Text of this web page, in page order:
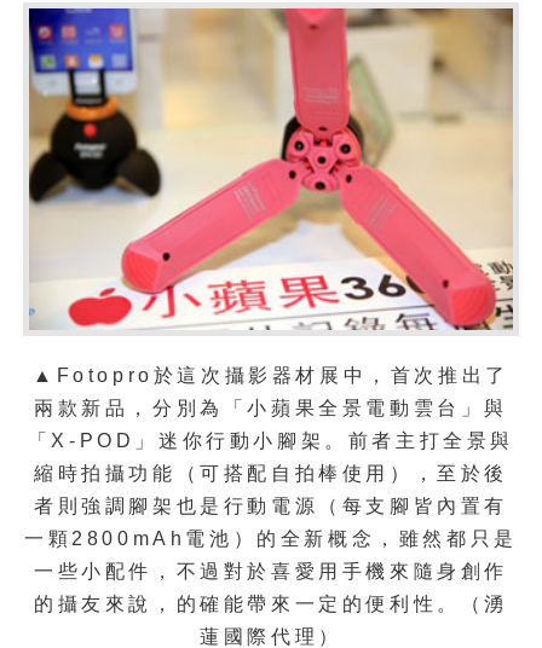
▲Fotopro於這次攝影器材展中，首次推出了
兩款新品，分別為「小蘋果全景電動雲台」與
「X-POD」迷你行動小腳架。前者主打全景與
縮時拍攝功能（可搭配自拍棒使用），至於後
者則強調腳架也是行動電源（每支腳皆內置有
一顆2800mAh電池）的全新概念，雖然都只是
一些小配件，不過對於喜愛用手機來隨身創作
的攝友來說，的確能帶來一定的便利性。（湧
蓮國際代理）